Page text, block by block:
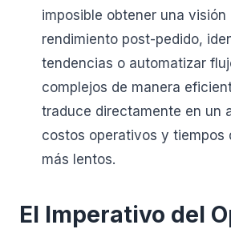
imposible obtener una visión
rendimiento post-pedido,
tendencias o automatizar
complejos de manera
traduce directamente en un
costos operativos y tiempos
más lentos.
El Imperativo del